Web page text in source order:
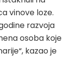
vinove loze.
razvoja
osoba koje
kazao je